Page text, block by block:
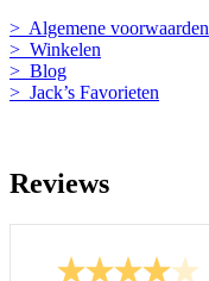
> Algemene voorwaarden
> Winkelen
> Blog
> Jack’s Favorieten
Reviews